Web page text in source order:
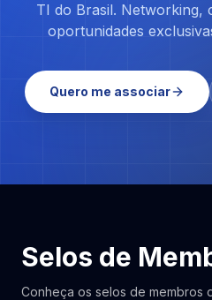
TI do Brasil. Networking,
oportunidades
Quero me associar
Selos de
Conheça os selos de membros